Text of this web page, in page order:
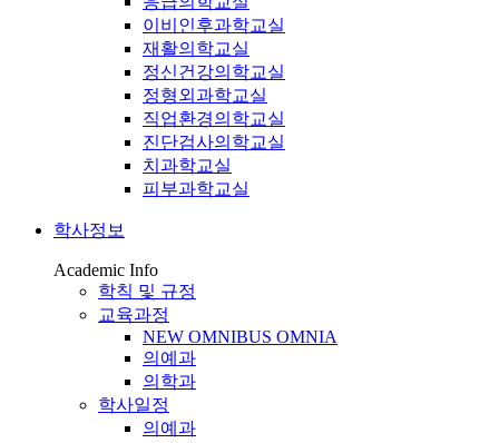
이비인후과학교실
재활의학교실
정신건강의학교실
정형외과학교실
직업환경의학교실
진단검사의학교실
치과학교실
피부과학교실
학사정보
Academic Info
학칙 및 규정
교육과정
NEW OMNIBUS OMNIA
의예과
의학과
학사일정
의예과